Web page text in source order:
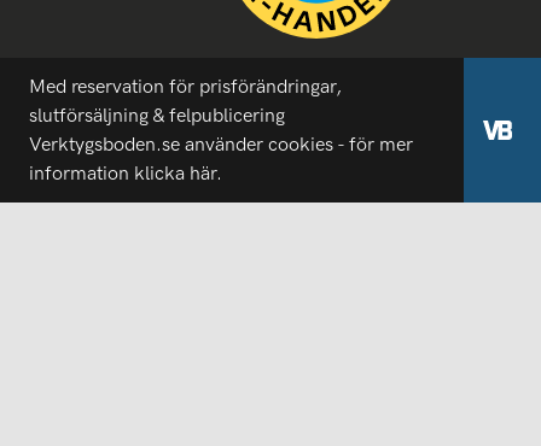
Med reservation för prisförändringar,
slutförsäljning & felpublicering
Verktygsboden.se använder cookies - för mer
information klicka här.